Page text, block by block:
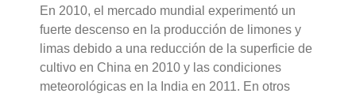
En 2010, el mercado mundial experimentó un
fuerte descenso en la producción de limones y
limas debido a una reducción de la superficie de
cultivo en China en 2010 y las condiciones
meteorológicas en la India en 2011. En otros